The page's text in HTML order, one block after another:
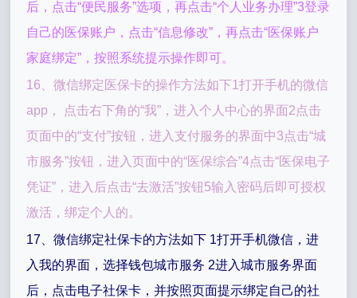
后，点击“便民服务”选项，再点击“个人业务办理”3登录
自己的医保账户，点击“信息修改”，再点击“医保账户
家庭绑定”，按照系统提示操作即可。
16、微信绑定医保卡的操作方法如下1打开手机的微信
app， 点击右下角的“我”，进入个人中心的界面2点击
页面中的“支付”按钮，进入支付服务的界面中3点击“城
市服务”按钮，进入页面中的“医保综合”4点击“医保电子
凭证”，进入后点击“去激活”按钮5输入密码后即可授权
激活，绑定个人的。
17、微信绑定社保卡的方法如下 1打开手机微信，进
入我的界面，选择钱包城市服务 2进入城市服务界面
后，点击电子社保卡，并按照页面提示绑定自己的社